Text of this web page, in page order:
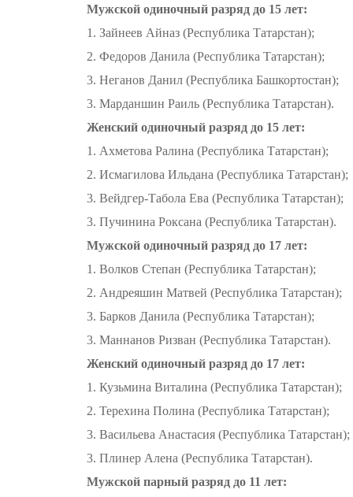
Мужской одиночный разряд до 15 лет:
1. Зайнеев Айназ (Республика Татарстан);
2. Федоров Данила (Республика Татарстан);
3. Неганов Данил (Республика Башкортостан);
3. Марданшин Раиль (Республика Татарстан).
Женский одиночный разряд до 15 лет:
1. Ахметова Ралина (Республика Татарстан);
2. Исмагилова Ильдана (Республика Татарстан);
3. Вейдгер-Табола Ева (Республика Татарстан);
3. Пучинина Роксана (Республика Татарстан).
Мужской одиночный разряд до 17 лет:
1. Волков Степан (Республика Татарстан);
2. Андреяшин Матвей (Республика Татарстан);
3. Барков Данила (Республика Татарстан);
3. Маннанов Ризван (Республика Татарстан).
Женский одиночный разряд до 17 лет:
1. Кузьмина Виталина (Республика Татарстан);
2. Терехина Полина (Республика Татарстан);
3. Васильева Анастасия (Республика Татарстан);
3. Плинер Алена (Республика Татарстан).
Мужской парный разряд до 11 лет: